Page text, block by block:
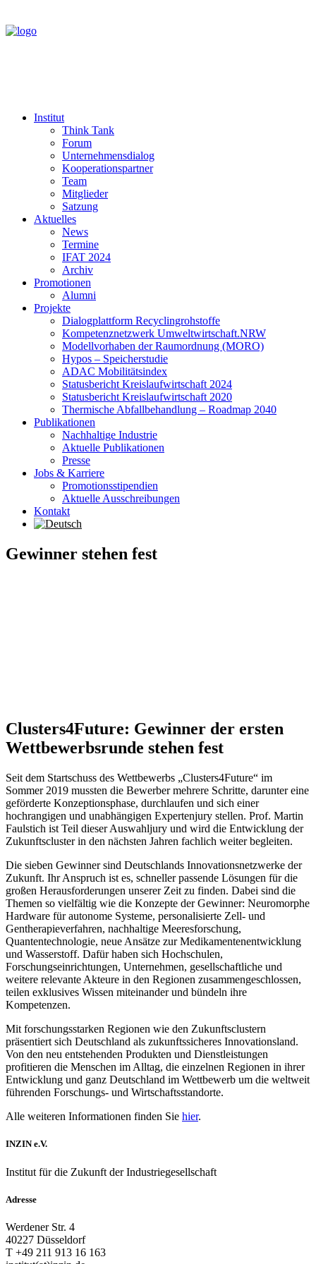
Institut
Think Tank
Forum
Unternehmensdialog
Kooperationspartner
Team
Mitglieder
Satzung
Aktuelles
News
Termine
IFAT 2024
Archiv
Promotionen
Alumni
Projekte
Dialogplattform Recyclingrohstoffe
Kompetenznetzwerk Umweltwirtschaft.NRW
Modellvorhaben der Raumordnung (MORO)
Hypos – Speicherstudie
ADAC Mobilitätsindex
Statusbericht Kreislaufwirtschaft 2024
Statusbericht Kreislaufwirtschaft 2020
Thermische Abfallbehandlung – Roadmap 2040
Publikationen
Nachhaltige Industrie
Aktuelle Publikationen
Presse
Jobs & Karriere
Promotionsstipendien
Aktuelle Ausschreibungen
Kontakt
Gewinner stehen fest
Clusters4Future: Gewinner der ersten
Wettbewerbsrunde stehen fest
Seit dem Startschuss des Wettbewerbs „Clusters4Future“ im
Sommer 2019 mussten die Bewerber mehrere Schritte, darunter eine
geförderte Konzeptionsphase, durchlaufen und sich einer
hochrangigen und unabhängigen Expertenjury stellen. Prof. Martin
Faulstich ist Teil dieser Auswahljury und wird die Entwicklung der
Zukunftscluster in den nächsten Jahren fachlich weiter begleiten.
Die sieben Gewinner sind Deutschlands Innovationsnetzwerke der
Zukunft. Ihr Anspruch ist es, schneller passende Lösungen für die
großen Herausforderungen unserer Zeit zu finden. Dabei sind die
Themen so vielfältig wie die Konzepte der Gewinner: Neuromorphe
Hardware für autonome Systeme, personalisierte Zell- und
Gentherapieverfahren, nachhaltige Meeresforschung,
Quantentechnologie, neue Ansätze zur Medikamentenentwicklung
und Wasserstoff. Dafür haben sich Hochschulen,
Forschungseinrichtungen, Unternehmen, gesellschaftliche und
weitere relevante Akteure in den Regionen zusammengeschlossen,
teilen exklusives Wissen miteinander und bündeln ihre
Kompetenzen.
Mit forschungsstarken Regionen wie den Zukunftsclustern
präsentiert sich Deutschland als zukunftssicheres Innovationsland.
Von den neu entstehenden Produkten und Dienstleistungen
profitieren die Menschen im Alltag, die einzelnen Regionen in ihrer
Entwicklung und ganz Deutschland im Wettbewerb um die weltweit
führenden Forschungs- und Wirtschaftsstandorte.
Alle weiteren Informationen finden Sie hier.
INZIN e.V.
Institut für die Zukunft der Industriegesellschaft
Adresse
Werdener Str. 4
40227 Düsseldorf
T +49 211 913 16 163